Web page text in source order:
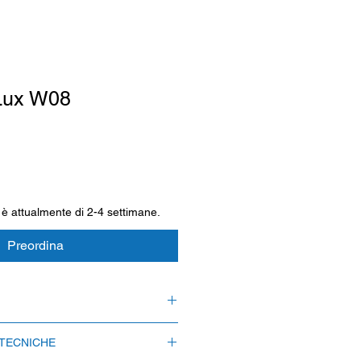
W08
attualmente di 2-4 settimane.
Preordina
espressa è possibile solo